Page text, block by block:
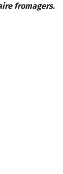
fromagers.